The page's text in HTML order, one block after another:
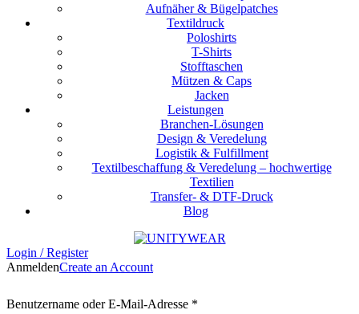
Aufnäher & Bügelpatches
Textildruck
Poloshirts
T-Shirts
Stofftaschen
Mützen & Caps
Jacken
Leistungen
Branchen-Lösungen
Design & Veredelung
Logistik & Fulfillment
Textilbeschaffung & Veredelung – hochwertige
Textilien
Transfer- & DTF-Druck
Blog
Login / Register
AnmeldenCreate an Account
Benutzername oder E-Mail-Adresse *